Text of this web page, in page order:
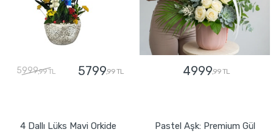
5999,99 TL 5799,99 TL 4999,99 TL
4 Dallı Lüks Mavi Orkide
Pastel Aşk: Premium Gül